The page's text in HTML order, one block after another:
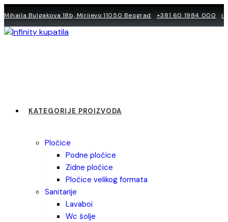
to
content
Mihaila Bulgakova 18b, Mirijevo 11050 Beograd +381 60 1984 000
KATEGORIJE PROIZVODA
pločice
podne pločice
zidne pločice
pločice velikog formata
sanitarije
lavaboi
wc šolje